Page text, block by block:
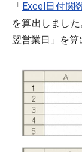
「Excel日付関
を算出しまし
翌営業日」を算